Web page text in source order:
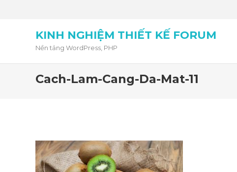
KINH NGHIỆM THIẾT KẾ FORUM
Nền tảng WordPress, PHP
Cach-Lam-Cang-Da-Mat-11